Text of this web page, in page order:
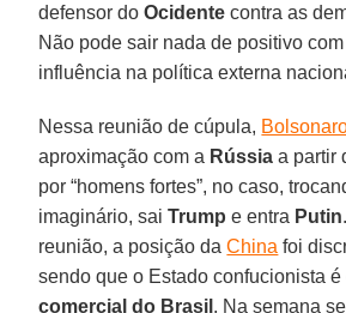
defensor doOcidente contra as
Não pode sair nada de positivo
influência na política externa
Nessa reunião de cúpula,
aproximação com a Rússia a partir
por “homens fortes”, no caso,
imaginário, saiTrump e entra Putin
reunião, a posição daChina foi
sendo que o Estado confucionista é
comercial do Brasil . Na semana